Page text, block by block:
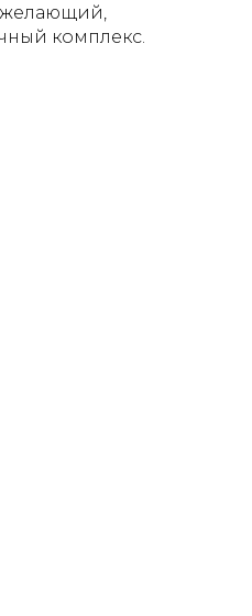
желающий,
комплекс.